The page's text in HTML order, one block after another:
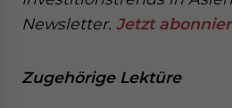
Newsletter. Jetzt
Zugehörige Lektüre